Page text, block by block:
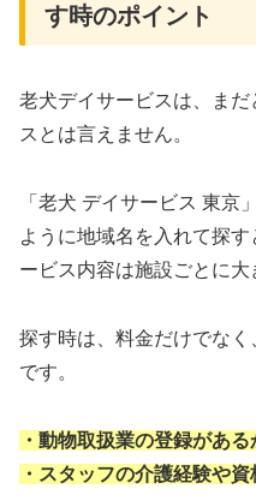
す時のポイント
老犬デイサービスは、ま
スとは言えません。
「老犬 デイサービス 東京
ように地域名を入れて探
ービス内容は施設ごとに大
探す時は、料金だけでな
です。
・動物取扱業の登録がある
・スタッフの介護経験や資